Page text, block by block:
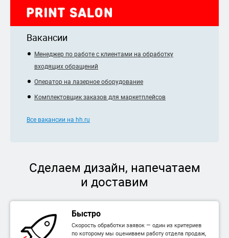
Вакансии
Менеджер по работе с клиентами на обработку
входящих обращений
Оператор на лазерное оборудование
Комплектовщик заказов для маркетплейсов
Все вакансии на hh.ru
Сделаем дизайн, напечатаем
и доставим
Быстро
Скорость обработки заявок — один из критериев
по которому мы оцениваем работу отдела продаж,